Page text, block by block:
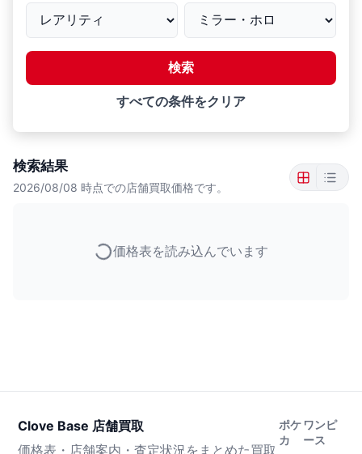
検索
すべての条件をクリア
検索結果
2026/08/08 時点での店舗買取価格です。
価格表を読み込んでいます
Clove Base 店舗買取
価格表・店舗案内・査定状況をまとめた買取
ポケ
カ
ワンピ
ース